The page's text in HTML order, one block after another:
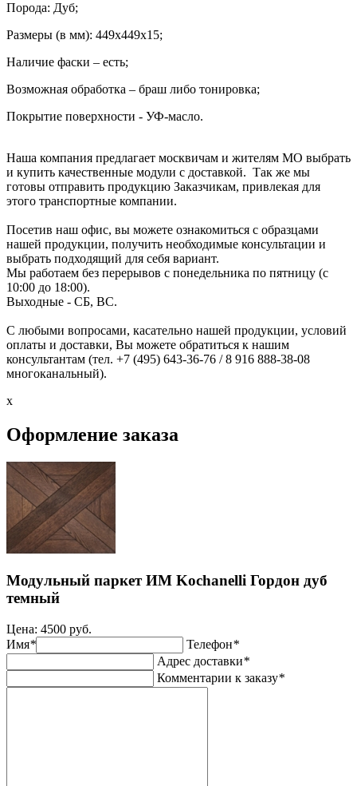
Порода: Дуб;
Размеры (в мм): 449х449х15;
Наличие фаски – есть;
Возможная обработка – браш либо тонировка;
Покрытие поверхности - УФ-масло.
Наша компания предлагает москвичам и жителям МО выбрать
и купить качественные модули с доставкой. Так же мы
готовы отправить продукцию Заказчикам, привлекая для
этого транспортные компании.
Посетив наш офис, вы можете ознакомиться с образцами
нашей продукции, получить необходимые консультации и
выбрать подходящий для себя вариант.
Мы работаем без перерывов с понедельника по пятницу (с
10:00 до 18:00).
Выходные - СБ, ВС.
С любыми вопросами, касательно нашей продукции, условий
оплаты и доставки, Вы можете обратиться к нашим
консультантам (тел. +7 (495) 643-36-76 /8 916 888-38-08
многоканальный).
x
Оформление заказа
Модульный паркет ИМ Kochanelli Гордон дуб
темный
Цена: 4500 руб.
Имя* Телефон*
Адрес доставки*
Комментарии к заказу*